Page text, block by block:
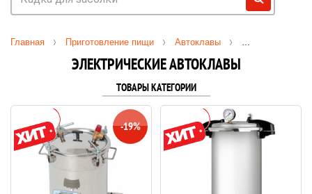
Главная Приготовление пищи Автоклавы Электрические
ЭЛЕКТРИЧЕСКИЕ АВТОКЛАВЫ
ТОВАРЫ КАТЕГОРИИ
-19%